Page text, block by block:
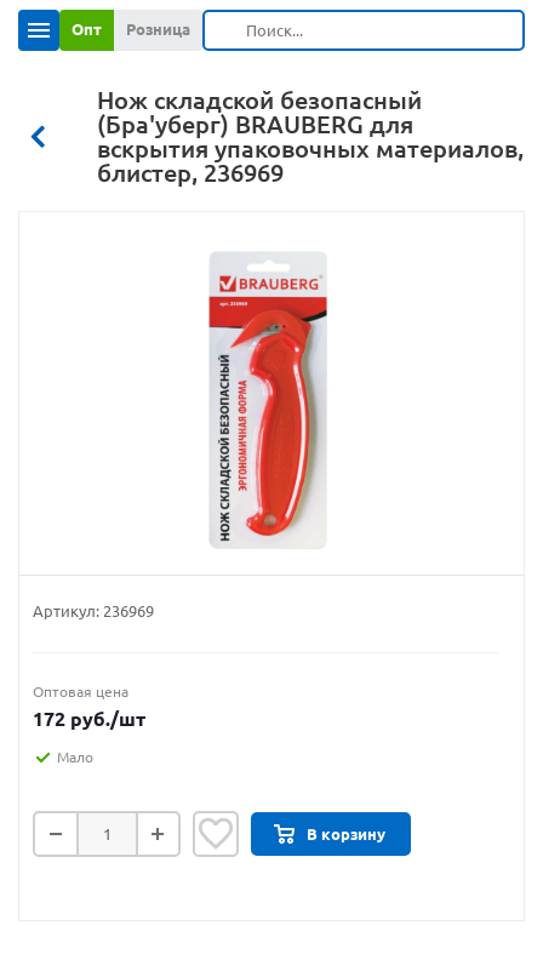
Опт Розница
Нож складской безопасный
(Бра'уберг) BRAUBERG для
вскрытия упаковочных материалов,
блистер, 236969
Артикул: 236969
Оптовая цена
172 руб./шт
Мало
В корзину